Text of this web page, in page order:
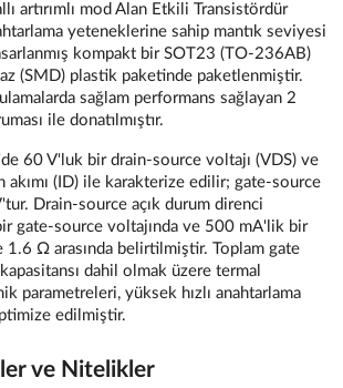
artırımlı mod Alan Etkili Transistördür
yeteneklerine sahip mantık seviyesi
kompakt bir SOT23 (TO-236AB)
(SMD) plastik paketinde paketlenmiştir.
sağlam performans sağlayan 2
ile donatılmıştır.
60 V'luk bir drain-source voltajı (VDS) ve
(ID) ile karakterize edilir; gate-source
Drain-source açık durum direnci
gate-source voltajında ve 500 mA'lik bir
1.6 Ω arasında belirtilmiştir. Toplam gate
dahil olmak üzere termal
parametreleri, yüksek hızlı anahtarlama
edilmiştir.
ve Nitelikler